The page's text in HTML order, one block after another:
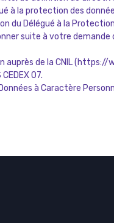
à la protection des
du Délégué à la
suite à votre
auprès de la CNIL
07.
à Caractère